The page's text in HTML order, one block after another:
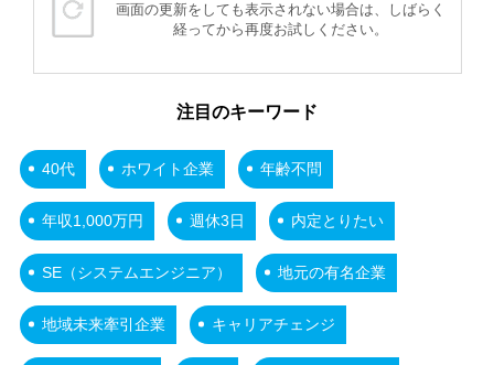
画面の更新をしても表示されない場合は、しばらく
経ってから再度お試しください。
注目のキーワード
40代 ホワイト企業 年齢不問
年収1,000万円 週休3日 内定とりたい
SE（システムエンジニア） 地元の有名企業
地域未来牽引企業 キャリアチェンジ